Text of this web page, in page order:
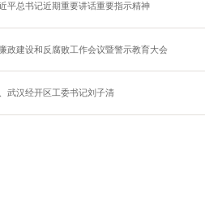
平总书记近期重要讲话重要指示精神
政建设和反腐败工作会议暨警示教育大会
武汉经开区工委书记刘子清